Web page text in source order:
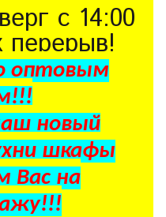
с 14:00
перерыв!
оптовым
новый
шкафы
Вас на